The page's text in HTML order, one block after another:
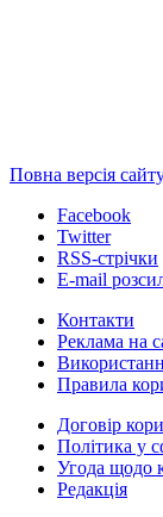
Повна версія
Facebook
Twitter
RSS-стрічки
E-mail
Контакти
Реклама на
Правила
Договір
Політика у
Угода щодо
Редакція